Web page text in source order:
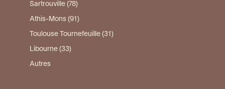
Sartrouville (78)
Athis-Mons (91)
Toulouse Tournefeuille (31)
Libourne (33)
Autres